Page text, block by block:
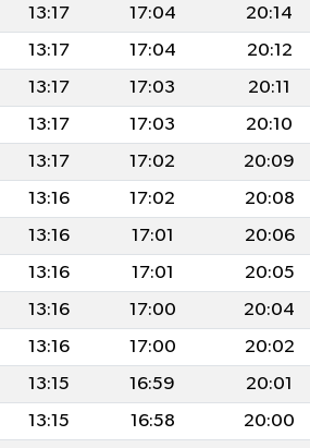
13:17 17:04 20:14
13:17 17:04 20:12
13:17 17:03 20:11
13:17 17:03 20:10
13:17 17:02 20:09
13:16 17:02 20:08
13:16 17:01 20:06
13:16 17:01 20:05
13:16 17:00 20:04
13:16 17:00 20:02
13:15 16:59 20:01
13:15 16:58 20:00